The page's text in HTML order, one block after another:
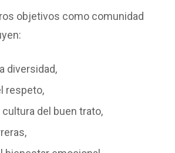
objetivos como comunidad
diversidad,
respeto,
del buen trato,